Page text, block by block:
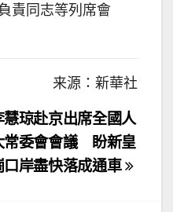
責同志等列席會
来源：新華社
慧琼赴京出席全國人
常委會會議 盼新皇
口岸盡快落成通車